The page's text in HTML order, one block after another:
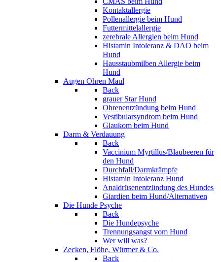
Kontaktallergie
Pollenallergie beim Hund
Futtermittelallergie
zerebrale Allergien beim Hund
Histamin Intoleranz & DAO beim
Hund
Hausstaubmilben Allergie beim
Hund
Augen Ohren Maul
Back
grauer Star Hund
Ohrenentzündung beim Hund
Vestibularsyndrom beim Hund
Glaukom beim Hund
Darm & Verdauung
Back
Vaccinium Myrtillus/Blaubeeren für
den Hund
Durchfall/Darmkrämpfe
Histamin Intoleranz Hund
Analdrüsenentzündung des Hundes
Giardien beim Hund/Alternativen
Die Hunde Psyche
Back
Die Hundepsyche
Trennungsangst vom Hund
Wer will was?
Zecken, Flöhe, Würmer & Co.
Back